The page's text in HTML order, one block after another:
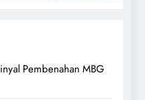
Pembenahan MBG